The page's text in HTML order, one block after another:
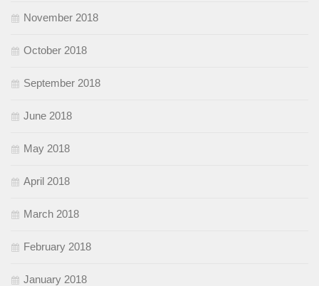
November 2018
October 2018
September 2018
June 2018
May 2018
April 2018
March 2018
February 2018
January 2018